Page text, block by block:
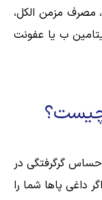
مصرف مزمن الکل،
ب یا عفونت
گرگرفتگی در
داغی پاها شما را